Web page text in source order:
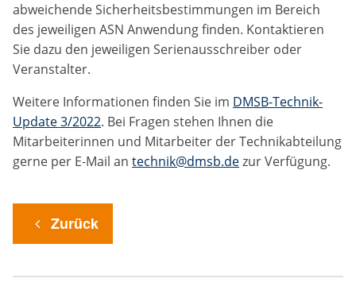
abweichende Sicherheitsbestimmungen im Bereich
des jeweiligen ASN Anwendung finden. Kontaktieren
Sie dazu den jeweiligen Serienausschreiber oder
Veranstalter.
Weitere Informationen finden Sie im DMSB-Technik-
Update 3/2022. Bei Fragen stehen Ihnen die
Mitarbeiterinnen und Mitarbeiter der Technikabteilung
gerne per E-Mail an technik dmsb.dezur Verfügung.
Zurück
Dieser Cookie speichert Informationen zu
verwendeten Hintergrundbildern der Website.
24 Stunden
Cookie Consent